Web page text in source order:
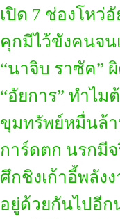
เปิด 7 ช่องโหว่
คุกมีไว้ขังคนจน
“นาจิบ ราซัค”
“อัยการ” ทำไม
ขุมทรัพย์หมื่นล้
การ์ดตก นรกมี
ศึกชิงเก้าอี้พลัง
อยู่ด้วยกันไปอีก